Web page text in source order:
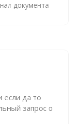
документа
если да то
запрос о